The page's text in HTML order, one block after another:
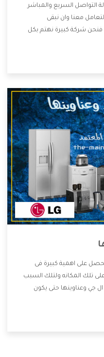
التواصل السريع والمباشر
معنا وان نبقى
شركة كبيرة نهتم بكل
التى تكون من أهم
العملاء
على اهمية كبيرة فى
تلك المكانه ولتلك السبب
جي وعناوينها حتى يكون
المستهلك لكى نحافظ